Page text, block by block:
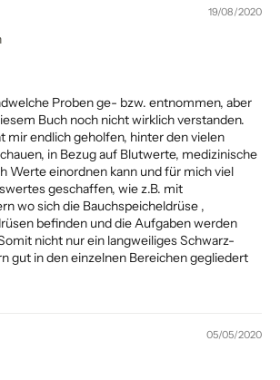
19/08/2020
Proben ge- bzw. entnommen, aber
Buch noch nicht wirklich verstanden.
mir endlich geholfen, hinter den vielen
in Bezug auf Blutwerte, medizinische
Werte einordnen kann und für mich viel
geschaffen, wie z.B. mit
wo sich die Bauchspeicheldrüse ,
befinden und die Aufgaben werden
nicht nur ein langweiliges Schwarz-
gut in den einzelnen Bereichen gegliedert
05/05/2020